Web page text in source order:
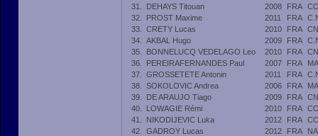
31.
DEHAYS Titouan 2008 FRA
32.
PROST Maxime 2011 FRA
33.
CRETY Lucas 2010 FRA
34.
AKBAL Hugo 2009 FRA
35.
BONNELUCQ VEDELAGO Leo 2010 FRA
36.
PEREIRAFERNANDES Paul 2007 FRA
37.
GROSSETETE Antonin 2011 FRA
38.
SOKOLOVIC Andrea 2006 FRA
39.
DE ARAUJO Tiago 2009 FRA
40.
LOWAGIE Rémi 2010 FRA
41.
NIKODIJEVIC Luka 2012 FRA
42.
GADROY Lucas 2012 FRA